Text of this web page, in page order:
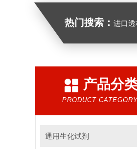
热门搜索： 进口透析袋，
产品分
PRODUCT
通用生化试剂